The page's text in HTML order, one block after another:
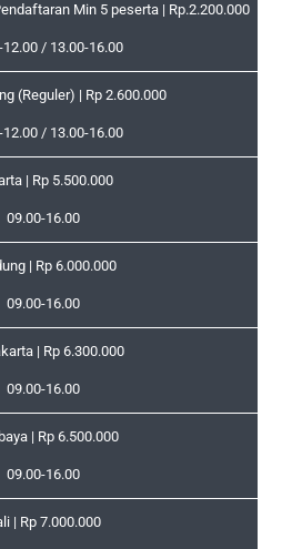
Min 5 peserta | Rp.2.200.000
12.00 / 13.00-16.00
(Reguler) | Rp 2.600.000
12.00 / 13.00-16.00
| Rp 5.500.000
09.00-16.00
| Rp 6.000.000
09.00-16.00
| Rp 6.300.000
09.00-16.00
| Rp 6.500.000
09.00-16.00
| Rp 7.000.000